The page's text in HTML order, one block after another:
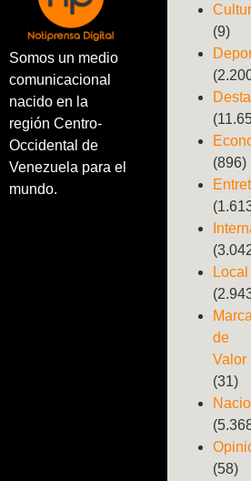
Somos un medio
comunicacional
nacido en la
región Centro-
Occidental de
Venezuela para el
mundo.
(9)
(896)
Local
de
Valor
(31)
(58)